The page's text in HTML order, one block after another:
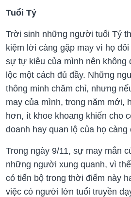
Tuổi Tý
Trời sinh những người tuổi Tý
kiệm lời càng gặp may vì họ
sự tự kiêu của mình nên
lộc một cách đủ đầy. Những
thông minh chăm chỉ, nhưng
may của mình, trong năm mới,
hơn, ít khoe khoang khiến cho
doanh hay quan lộ của họ càng
Trong ngày 9/11, sự may mắn
những người xung quanh, vì
có tiến bộ trong thời điểm này
việc có người lớn tuổi truyền